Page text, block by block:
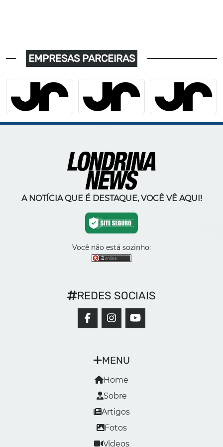
EMPRESAS PARCEIRAS
A NOTÍCIA QUE É DESTAQUE, VOCÊ VÊ AQUI!
Você não está sozinho:
MENU
Home
Sobre
Artigos
Fotos
Vídeos
REDES SOCIAIS